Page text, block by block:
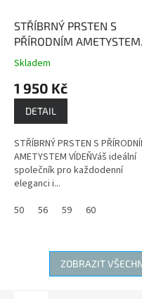
STŘÍBRNÝ PRSTEN S
PŘÍRODNÍM AMETYSTEM
VÍDEŇ
podporuje přirozenou
Průměrné
produktu
5
hvězdiček.
Skladem
1 950 Kč
DETAIL
STŘÍBRNÝ PRSTEN S
AMETYSTEM VÍDEŇVáš ideální
společník pro každodenní
eleganci i...
50
56 59 60
ZOBRAZIT